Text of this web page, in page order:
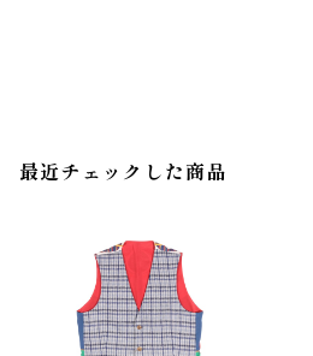
最近チェックした商品